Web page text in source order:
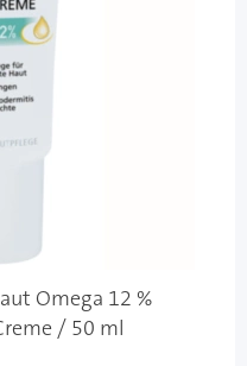
Omega 12 %
/ 50 ml